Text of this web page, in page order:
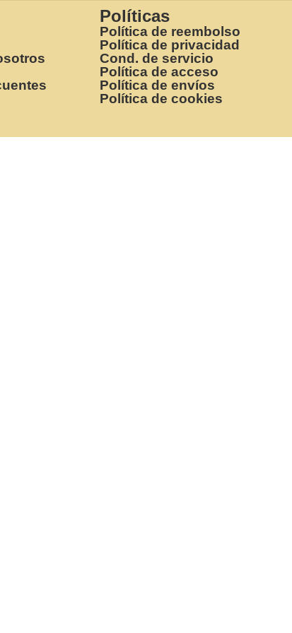
Políticas
Política de reembolso
Política de privacidad
Cond. de servicio
Política de acceso
Política de envíos
Política de cookies